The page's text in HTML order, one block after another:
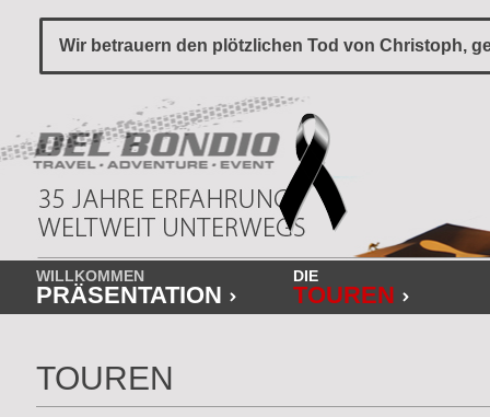
Wir betrauern den plötzlichen Tod von Christoph,
WILLKOMMEN
PRÄSENTATION
DIE
TOUREN
TOUREN